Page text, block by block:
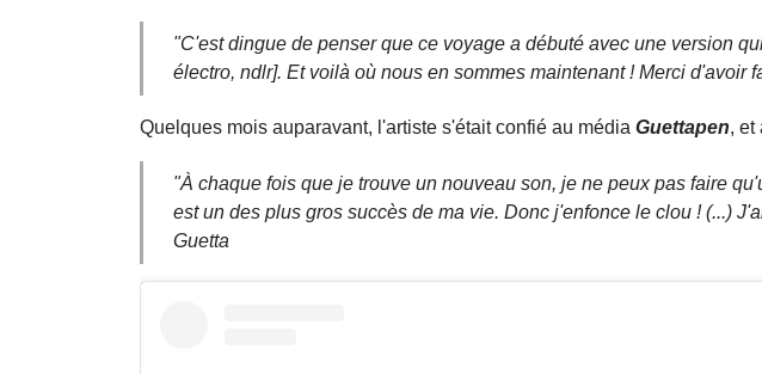
"C'est dingue de penser que ce voyage a débuté avec une version
électro, ndlr]. Et voilà où nous en sommes maintenant ! Merci d'avoir
Quelques mois auparavant, l'artiste s'était confié au média Guettapen, et
"À chaque fois que je trouve un nouveau son, je ne peux pas faire
est un des plus gros succès de ma vie. Donc j'enfonce le clou ! (...)
Guetta